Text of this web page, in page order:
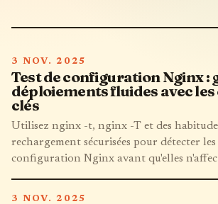
3 NOV. 2025
Test de configuration Nginx :
déploiements fluides avec
clés
Utilisez nginx -t, nginx -T et des
rechargement sécurisées pour détecter
configuration Nginx avant qu'elles
3 NOV. 2025